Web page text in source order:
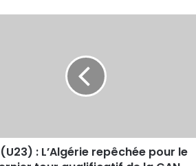
(U23) : L’Algérie repêchée pour le